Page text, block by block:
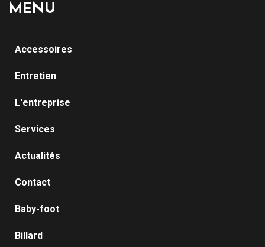
MENU
Accessoires
Entretien
L'entreprise
Services
Actualités
Contact
Baby-foot
Billard